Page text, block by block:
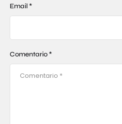
Comentario *
Email *